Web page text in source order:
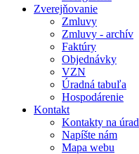
Zverejňovanie
Zmluvy
Zmluvy - archív
Faktúry
Objednávky
VZN
Úradná tabuľa
Hospodárenie
Kontakt
Kontakty na úrad
Napíšte nám
Mapa webu